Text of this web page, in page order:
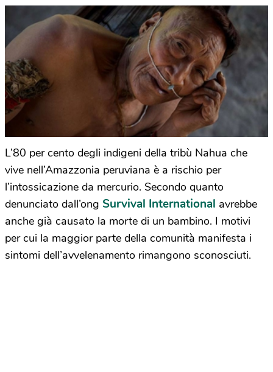
L’80 per cento degli indigeni della tribù Nahua che
vive nell’Amazzonia peruviana è a rischio per
l’intossicazione da mercurio. Secondo quanto
denunciato dall’ong Survival International avrebbe
anche già causato la morte di un bambino. I motivi
per cui la maggior parte della comunità manifesta i
sintomi dell’avvelenamento rimangono sconosciuti.